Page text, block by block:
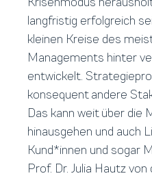
langfristig erfolgreich
kleinen Kreise des
Managements hinter
entwickelt.
konsequent andere
Das kann weit über
hinausgehen und auch
Kund*innen und sogar
Prof. Dr. Julia Hautz